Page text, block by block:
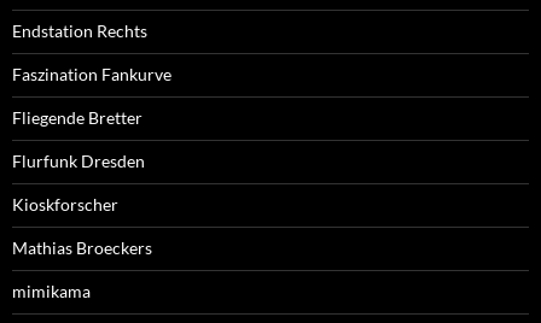
Endstation Rechts
Faszination Fankurve
Fliegende Bretter
Flurfunk Dresden
Kioskforscher
Mathias Broeckers
mimikama